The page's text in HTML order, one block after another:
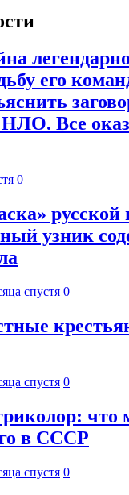
его
Все
0
русской
узник
спустя 0
спустя 0
что
в СССР
спустя 0